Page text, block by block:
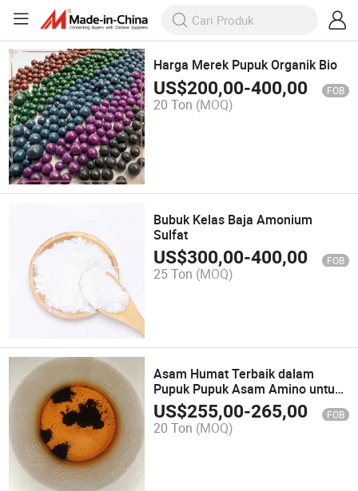
Harga Merek Pupuk Organik Bio
US$200,00-400,00 FOB
20 Ton (MOQ)
Bubuk Kelas Baja Amonium
Sulfat
US$300,00-400,00 FOB
25 Ton (MOQ)
Asam Humat Terbaik dalam
Pupuk Pupuk Asam Amino untuk
Tanaman
US$255,00-265,00 FOB
20 Ton (MOQ)